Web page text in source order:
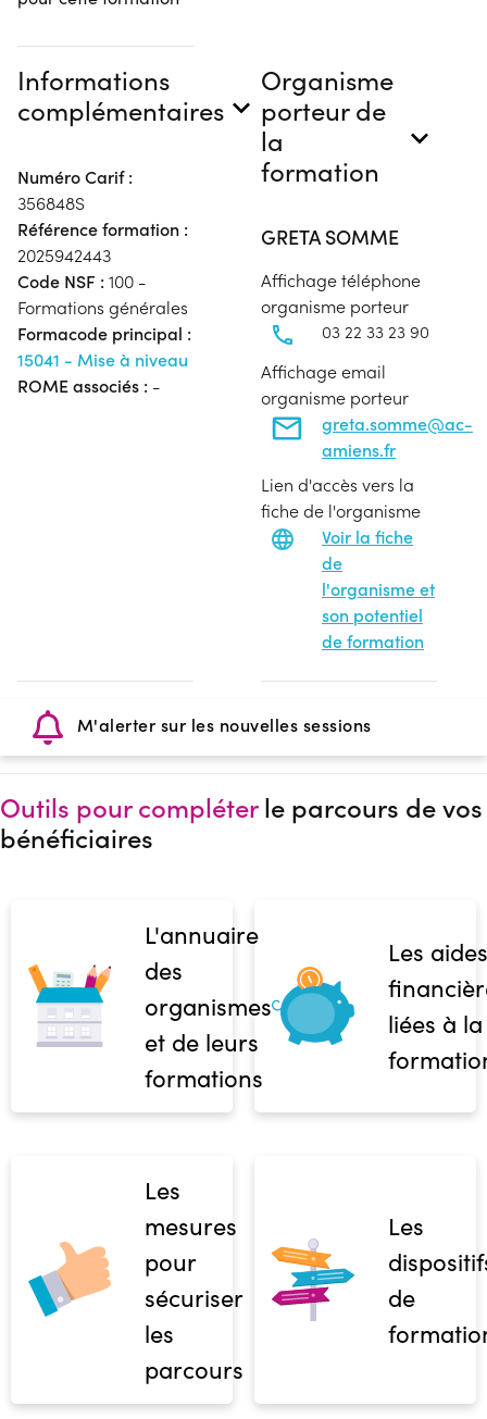
Informations
complémentaires
Numéro Carif :
356848S
Référence formation :
2025942443
Code NSF : 100 -
Formations générales
Formacode principal :
15041 - Mise à niveau
ROME associés : -
Organisme
porteur de
la
formation
GRETA SOMME
Affichage téléphone
organisme porteur
03 22 33 23 90
Affichage email
organisme porteur
greta.somme@ac-
amiens.fr
Lien d'accès vers la
fiche de l'organisme
Voir la fiche
de
l'organisme et
son potentiel
de formation
M'alerter sur les nouvelles sessions
Outils pour compléterle parcours de vos
bénéficiaires
L'annuaire
des
organismes
et de leurs
formations
Les aides
liées à la
Les
mesures
pour
sécuriser
les
parcours
Les
de